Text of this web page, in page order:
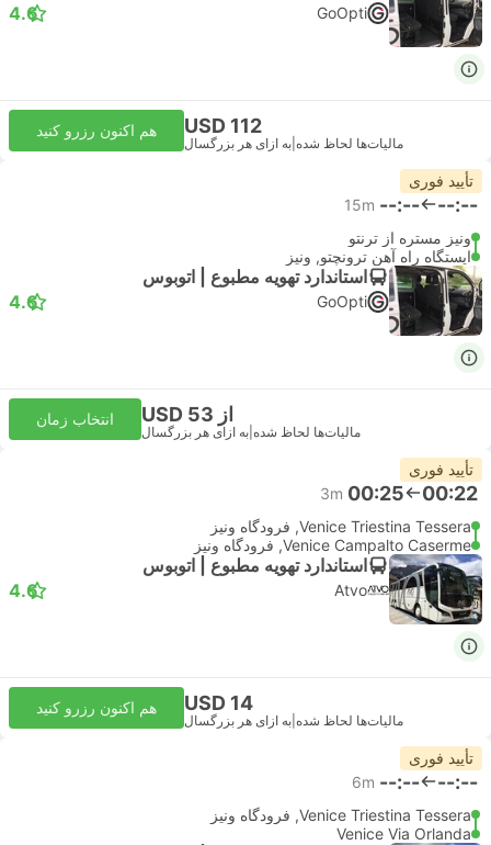
GoOpti
4.6
USD 112
مالیات‌ها لحاظ شده به ازای هر بزرگسال
هم اکنون رزرو کنید
تأیید فوری
--:--
--:--
15m
ونیز مستره از ترنتو
ایستگاه راه آهن ترونچتو, ونیز
استاندارد تهویه مطبوع | اتوبوس
GoOpti
4.6
از USD 53
مالیات‌ها لحاظ شده به ازای هر بزرگسال
انتخاب زمان
تأیید فوری
00:22
00:25
3m
Venice Triestina Tessera, فرودگاه ونیز
Venice Campalto Caserme, فرودگاه ونیز
استاندارد تهویه مطبوع | اتوبوس
Atvo
4.6
USD 14
مالیات‌ها لحاظ شده به ازای هر بزرگسال
هم اکنون رزرو کنید
تأیید فوری
--:--
--:--
6m
Venice Triestina Tessera, فرودگاه ونیز
Venice Via Orlanda